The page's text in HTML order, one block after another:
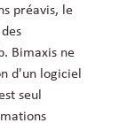
préavis, le
Bimaxis ne
d'un logiciel
seul